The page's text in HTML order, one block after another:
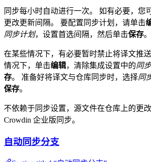
同步每小时自动进行一次。 如有必要，您
更改更新间隔。 要配置同步计划，请单击
同步计划，设置首选间隔，然后单击保存。
在某些情况下，有必要暂时禁止将译文推
情况下，单击编辑，清除集成设置中的同
存。 准备好将译文与仓库同步时，选择同
保存。
不依赖于同步设置，源文件在仓库上的更
Crowdin 企业版同步。
自动同步分支